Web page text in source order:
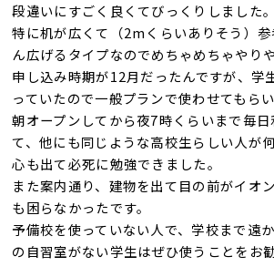
段違いにすごく良くてびっくりしました。
特に机が広くて（2mくらいありそう）
ん広げるタイプなのでめちゃめちゃやり
申し込み時期が12月だったんですが、学
っていたので一般プランで使わせてもらい
朝オープンしてから夜7時くらいまで毎日
て、他にも同じような高校生らしい人が
心も出て必死に勉強できました。
また案内通り、建物を出て目の前がイオ
も困らなかったです。
予備校を使っていない人で、学校まで遠
の自習室がない学生はぜひ使うことをお勧